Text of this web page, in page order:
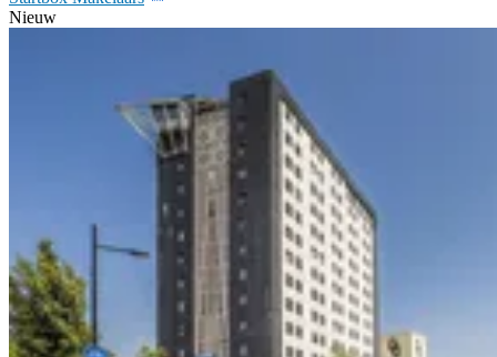
Nieuw